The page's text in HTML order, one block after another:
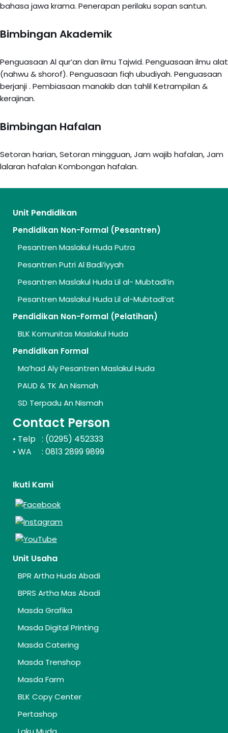
bahasa jawa krama. Penerapan perilaku sopan santun.
Bimbingan Akademik
Penguasaan Al qur’an dan ilmu Tajwid. Penguasaan ilmu alat
(nahwu & shorof). Penguasaan fiqh ubudiyah. Penguasaan
berjanji . Pembiasaan manakib dan tahlil Ketrampilan &
kerajinan.
Bimbingan Hafalan
Setoran harian, Setoran mingguan, Jam wajib hafalan, Jam
lalaran hafalan Kombongan hafalan.
Unit Pendidikan
Pendidikan Non-Formal (Pesantren)
Pesantren Maslakul Huda Putra
Pesantren Putri Al Badi’iyyah
Pesantren Maslakul Huda Lil al- Mubtadi’in
Pesantren Maslakul Huda Lil al-Mubtadi’at
Pendidikan Non-Formal (Pelatihan)
BLK Komunitas Maslakul Huda
Pendidikan Formal
Ma’had Aly Pesantren Maslakul Huda
PAUD & TK An Nismah
SD Terpadu An Nismah
Contact Person
• Telp : (0295) 452333
• WA : 0813 2899 9899
Ikuti Kami
Unit Usaha
BPR Artha Huda Abadi
BPRS Artha Mas Abadi
Masda Grafika
Masda Digital Printing
Masda Catering
Masda Trenshop
Masda Farm
BLK Copy Center
Pertashop